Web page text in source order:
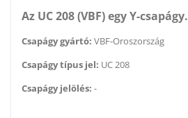
Az UC 208 (VBF) egy Y-csapágy.
Csapágy gyártó: VBF-Oroszország
Csapágy típus jel: UC 208
Csapágy jelölés: -